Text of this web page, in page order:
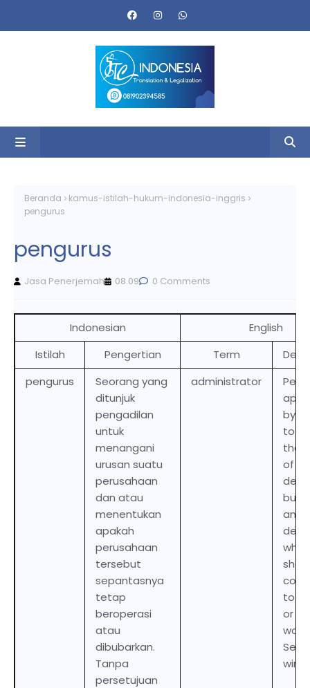
Beranda
kamus-istilah-hukum-indonesia-inggris
pengurus
pengurus
Jasa Penerjemah 08.09 0 Comments
Indonesian
English
Istilah
Pengertian Term
pengurus
Seorang yang
ditunjuk
pengadilan
untuk
menangani
urusan suatu
perusahaan
dan atau
menentukan
apakah
perusahaan
tersebut
sepantasnya
tetap
beroperasi
atau
dibubarkan.
Tanpa
persetujuan
administrator
by a
to
the
of a
and
to
or be
See